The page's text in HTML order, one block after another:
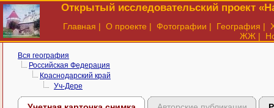
Открытый исследовательский проект
Главная | О проекте | Фотографии | География |
ЖЖ |
Вся география
Российская Федерация
Краснодарский край
Уч-Дере